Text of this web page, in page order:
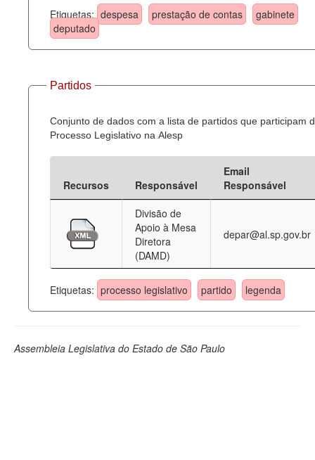
Etiquetas: despesa prestação de contas
gabinete
deputado
Partidos
Conjunto de dados com a lista de partidos que participam
Processo Legislativo na Alesp
Recursos Responsável
Email
Responsável
Divisão de
Apoio à Mesa
Diretora
(DAMD)
depar@al.sp.gov.br
Etiquetas: processo legislativo partido legenda
Assembleia Legislativa do Estado de São Paulo